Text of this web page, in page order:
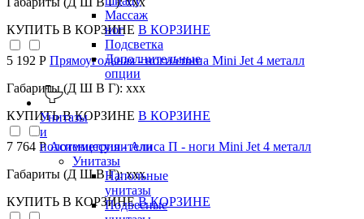
Массаж
ног
Подсветка
Дополнительные
опции
Унитазы
и
полотенцесушители
Унитазы
Напольные
унитазы
Подвесные
КУПИТЬ В КОРЗИНЕ В КОРЗИНЕ
5 192 Р Прямоугольная - ноги/спина Mini Jet 4 металл
Габариты (Д Ш В Г): xxx
КУПИТЬ В КОРЗИНЕ В КОРЗИНЕ
7 764 РАсимметрия - Алиса П - ноги Mini Jet 4 металл
Габариты (Д Ш В Г): xxx
КУПИТЬ В КОРЗИНЕ В КОРЗИНЕ